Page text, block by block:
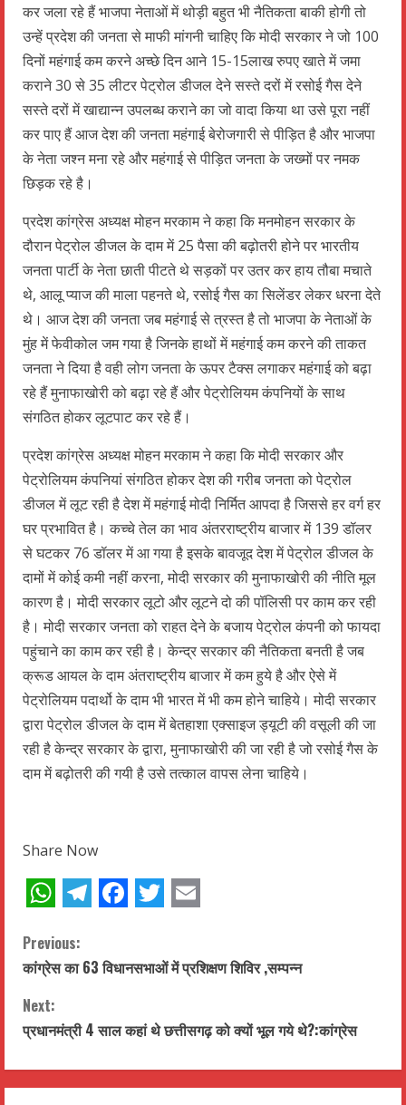
कर जला रहे हैं भाजपा नेताओं में थोड़ी बहुत भी नैतिकता बाकी होगी तो
उन्हें प्रदेश की जनता से माफी मांगनी चाहिए कि मोदी सरकार ने जो 100
दिनों महंगाई कम करने अच्छे दिन आने 15-15लाख रुपए खाते में जमा
कराने 30 से 35 लीटर पेट्रोल डीजल देने सस्ते दरों में रसोई गैस देने
सस्ते दरों में खाद्यान्न उपलब्ध कराने का जो वादा किया था उसे पूरा नहीं
कर पाए हैं आज देश की जनता महंगाई बेरोजगारी से पीड़ित है और भाजपा
के नेता जश्न मना रहे और महंगाई से पीड़ित जनता के जख्मों पर नमक
छिड़क रहे है।
प्रदेश कांग्रेस अध्यक्ष मोहन मरकाम ने कहा कि मनमोहन सरकार के
दौरान पेट्रोल डीजल के दाम में 25 पैसा की बढ़ोतरी होने पर भारतीय
जनता पार्टी के नेता छाती पीटते थे सड़कों पर उतर कर हाय तौबा मचाते
थे, आलू प्याज की माला पहनते थे, रसोई गैस का सिलेंडर लेकर धरना देते
थे। आज देश की जनता जब महंगाई से त्रस्त है तो भाजपा के नेताओं के
मुंह में फेवीकोल जम गया है जिनके हाथों में महंगाई कम करने की ताकत
जनता ने दिया है वही लोग जनता के ऊपर टैक्स लगाकर महंगाई को बढ़ा
रहे हैं मुनाफाखोरी को बढ़ा रहे हैं और पेट्रोलियम कंपनियों के साथ
संगठित होकर लूटपाट कर रहे हैं।
प्रदेश कांग्रेस अध्यक्ष मोहन मरकाम ने कहा कि मोदी सरकार और
पेट्रोलियम कंपनियां संगठित होकर देश की गरीब जनता को पेट्रोल
डीजल में लूट रही है देश में महंगाई मोदी निर्मित आपदा है जिससे हर वर्ग हर
घर प्रभावित है। कच्चे तेल का भाव अंतरराष्ट्रीय बाजार में 139 डॉलर
से घटकर 76 डॉलर में आ गया है इसके बावजूद देश में पेट्रोल डीजल के
दामों में कोई कमी नहीं करना, मोदी सरकार की मुनाफाखोरी की नीति मूल
कारण है। मोदी सरकार लूटो और लूटने दो की पॉलिसी पर काम कर रही
है। मोदी सरकार जनता को राहत देने के बजाय पेट्रोल कंपनी को फायदा
पहुंचाने का काम कर रही है। केन्द्र सरकार की नैतिकता बनती है जब
क्रूड आयल के दाम अंतराष्ट्रीय बाजार में कम हुये है और ऐसे में
पेट्रोलियम पदार्थो के दाम भी भारत में भी कम होने चाहिये। मोदी सरकार
द्वारा पेट्रोल डीजल के दाम में बेतहाशा एक्साइज ड्यूटी की वसूली की जा
रही है केन्द्र सरकार के द्वारा, मुनाफाखोरी की जा रही है जो रसोई गैस के
दाम में बढ़ोतरी की गयी है उसे तत्काल वापस लेना चाहिये।
Share Now
C
o
n
t
Previous:
कांग्रेस का 63 विधानसभाओं में प्रशिक्षण शिविर ,सम्पन्न
Next:
प्रधानमंत्री 4 साल कहां थे छत्तीसगढ़ को क्यों भूल गये थे?:कांग्रेस